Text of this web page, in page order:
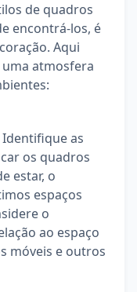
de quadros
encontrá-los, é
Aqui
atmosfera
Identifique as
os quadros
estar, o
espaços
o
ao espaço
móveis e outros